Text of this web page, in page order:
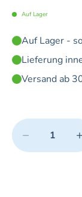
Auf Lager
Auf Lager -
Lieferung
Versand ab
Quantity
− +
Minimum
Add 1 item to